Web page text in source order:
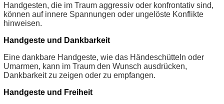
Handgesten, die im Traum aggressiv oder konfrontativ sind,
können auf innere Spannungen oder ungelöste Konflikte
hinweisen.
Handgeste und Dankbarkeit
Eine dankbare Handgeste, wie das Händeschütteln oder
Umarmen, kann im Traum den Wunsch ausdrücken,
Dankbarkeit zu zeigen oder zu empfangen.
Handgeste und Freiheit